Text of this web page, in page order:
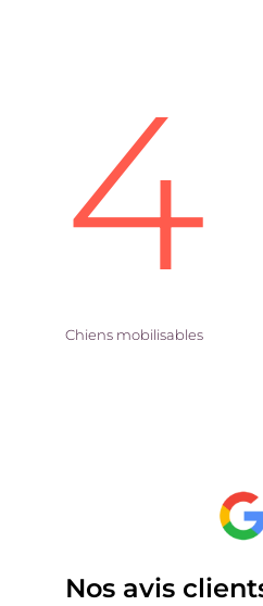
4
Chiens mobilisables
Nos avis